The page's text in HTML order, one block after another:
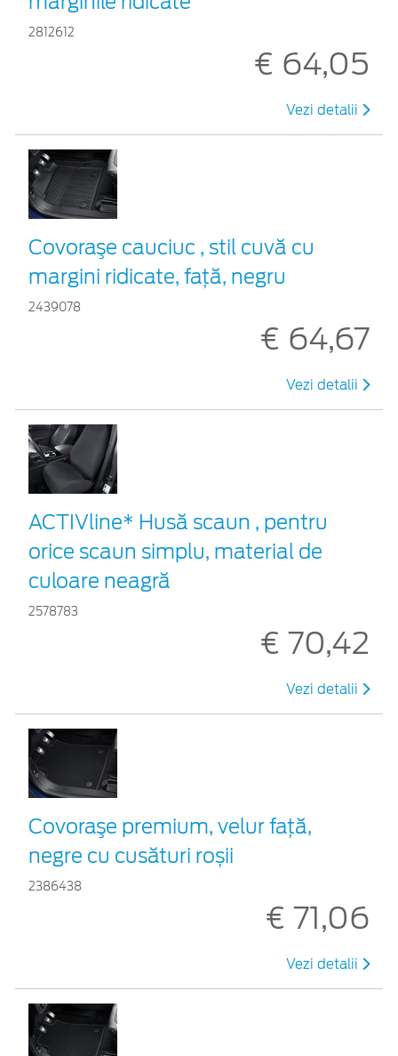
2812612
€ 64,05
Vezi detalii
Covoraşe cauciuc , stil cuvă cu
margini ridicate, față, negru
2439078
€ 64,67
Vezi detalii
ACTIVline* Husă scaun , pentru
orice scaun simplu, material de
culoare neagră
2578783
€ 70,42
Vezi detalii
Covoraşe premium, velur față,
negre cu cusături roșii
2386438
€ 71,06
Vezi detalii